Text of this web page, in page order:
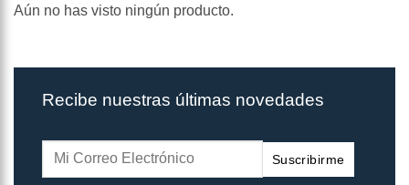
Aún no has visto ningún producto.
Recibe nuestras últimas novedades
Suscribirme